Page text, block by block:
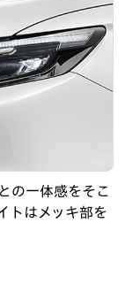
の一体感をそこ
トはメッキ部を